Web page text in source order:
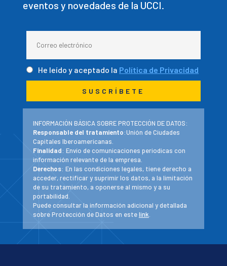
eventos y novedades de la UCCI.
He leído y aceptado la Política de Privacidad
INFORMACIÓN BÁSICA SOBRE PROTECCIÓN DE DATOS:
Responsable del tratamiento:Unión de Ciudades
Capitales Iberoamericanas.
Finalidad: Envío de comunicaciones periodicas con
información relevante de la empresa.
Derechos: En las condiciones legales, tiene derecho a
acceder, rectificar y suprimir los datos, a la limitación
de su tratamiento, a oponerse al mismo y a su
portabilidad.
Puede consultar la información adicional y detallada
sobre Protección de Datos en estelink.